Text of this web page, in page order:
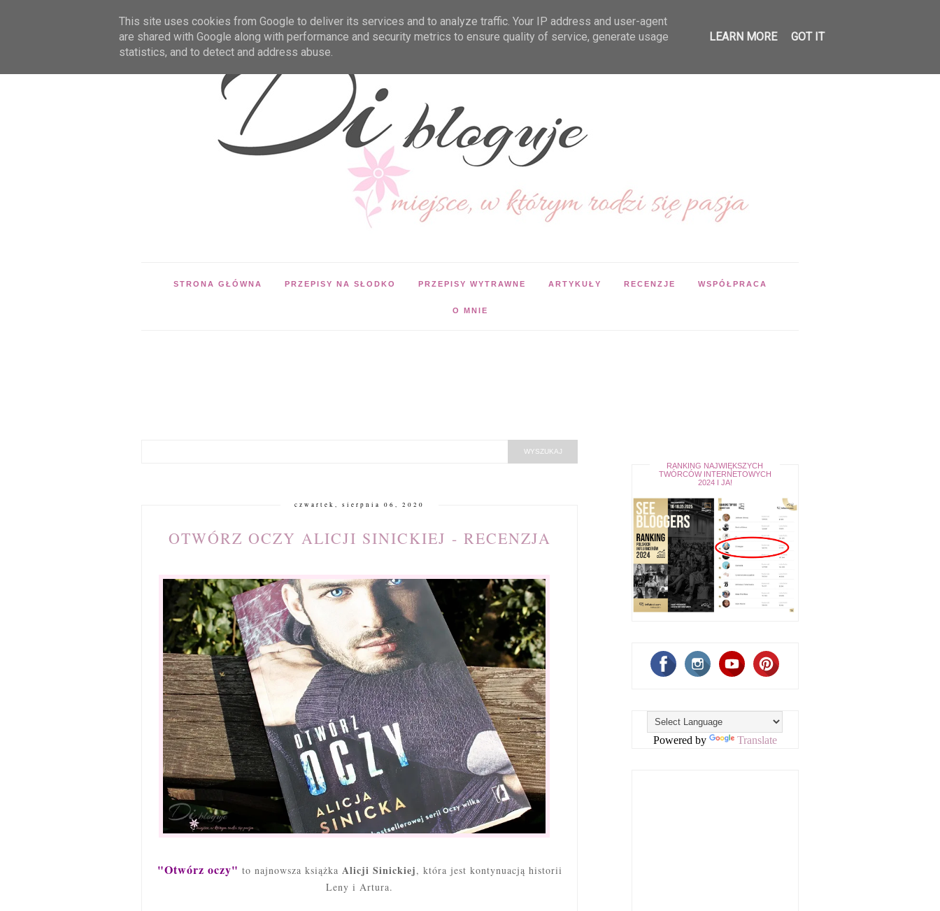
STRONA GŁÓWNA PRZEPISY NA SŁODKO PRZEPISY WYTRAWNE ARTYKUŁY RECENZJE WSPÓŁPRACA
O MNIE
czwartek, sierpnia 06, 2020
OTWÓRZ OCZY ALICJI SINICKIEJ - RECENZJA
"Otwórz oczy" to najnowsza książka Alicji Sinickiej, która jest kontynuacją historii
Leny i Artura.
RANKING NAJWIĘKSZYCH
TWÓRCÓW INTERNETOWYCH
2024 I JA!
Powered by Translate
This site uses cookies from Google to deliver its services and to analyze traffic. Your IP address and user-agent
are shared with Google along with performance and security metrics to ensure quality of service, generate usage
statistics, and to detect and address abuse.
LEARN MORE GOT IT